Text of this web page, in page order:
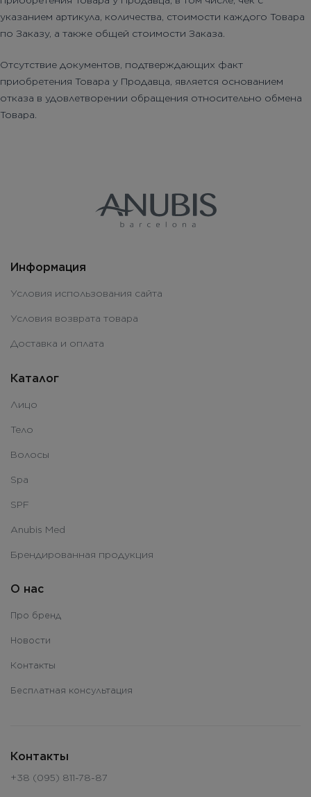
указанием артикула, количества, стоимости каждого Товара
по Заказу, а также общей стоимости Заказа.
Отсутствие документов, подтверждающих факт
приобретения Товара у Продавца, является основанием
отказа в удовлетворении обращения относительно обмена
Товара.
Информация
Условия использования сайта
Условия возврата товара
Доставка и оплата
Каталог
Лицо
Тело
Волосы
Spa
SPF
Anubis Med
Брендированная продукция
О нас
Про бренд
Новости
Контакты
Бесплатная консультация
Контакты
+38 (095) 811-78-87